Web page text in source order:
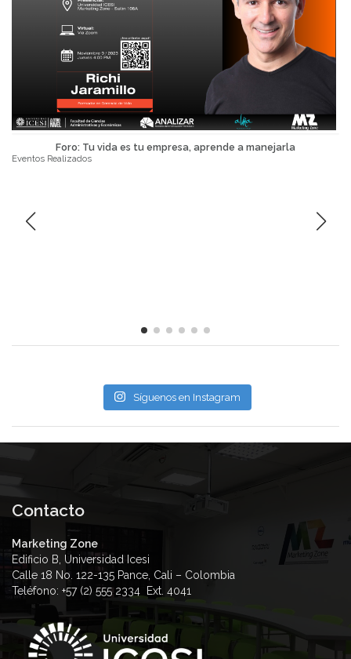
Foro: Tu vida es tu empresa, aprende a manejarla
Eventos Realizados
Síguenos en Instagram
Contacto
Marketing Zone
Edificio B, Universidad Icesi
Calle 18 No. 122-135 Pance, Cali – Colombia
Teléfono: +57 (2) 555 2334 Ext. 4041